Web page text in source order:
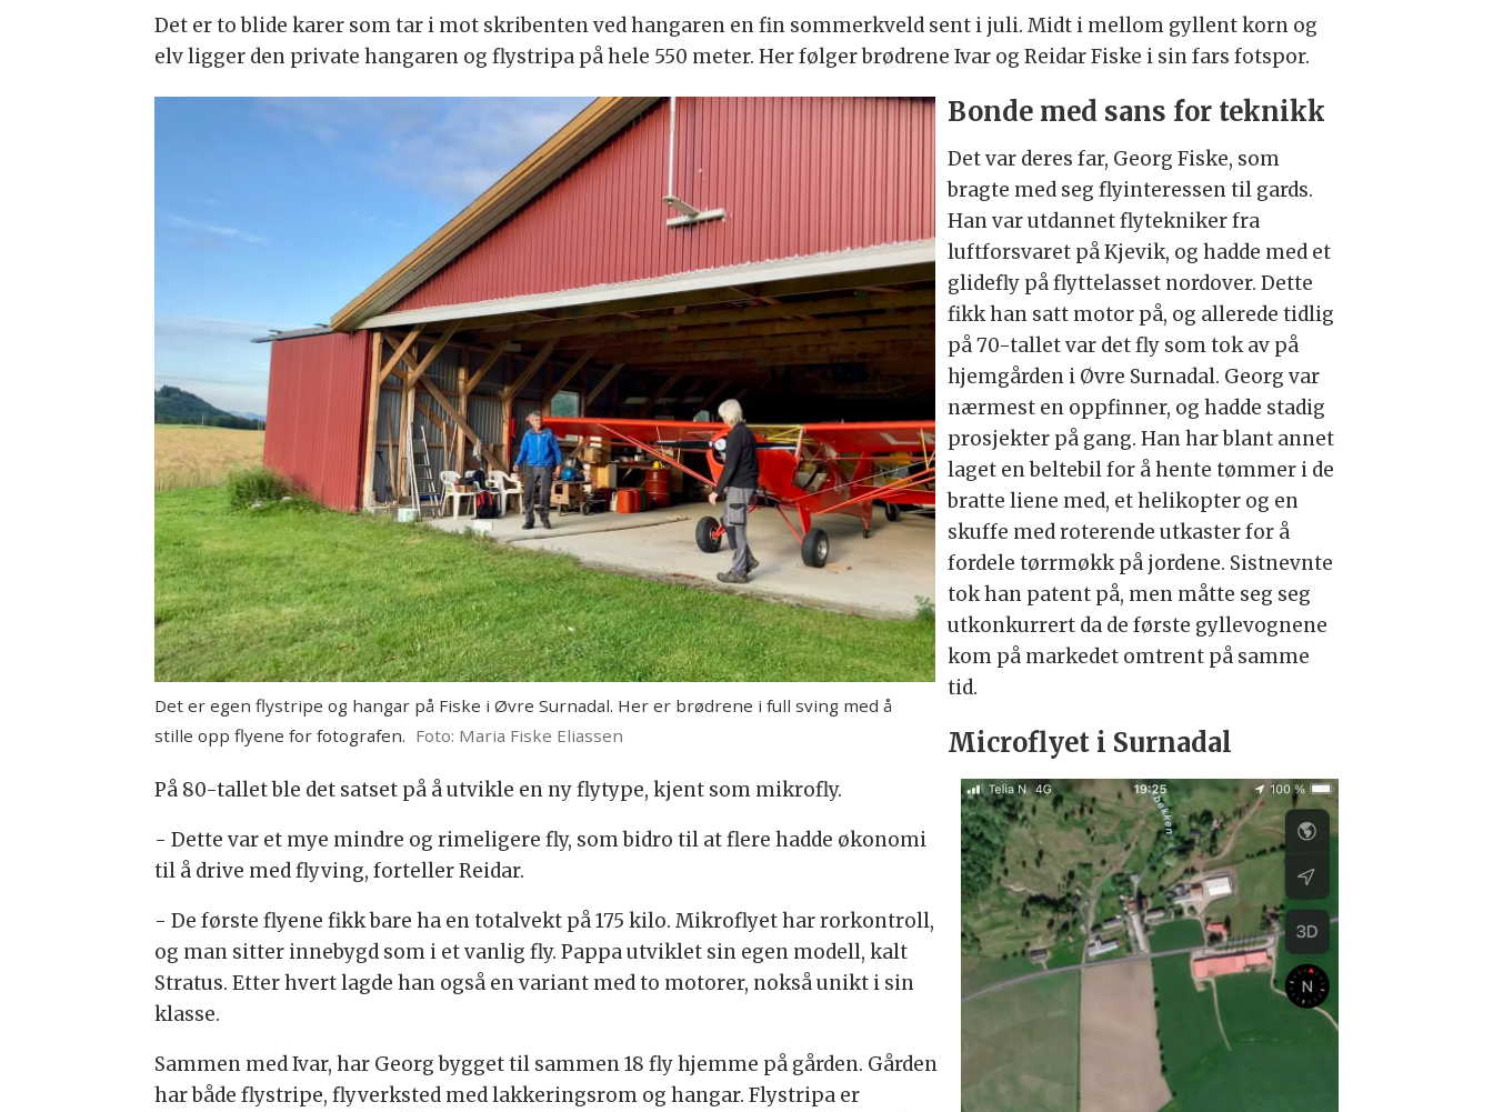
Det er to blide karer som tar i mot skribenten ved hangaren en fin sommerkveld sent i juli. Midt i mellom gyllent korn og
elv ligger den private hangaren og flystripa på hele 550 meter. Her følger brødrene Ivar og Reidar Fiske i sin fars fotspor.
Det er egen flystripe og hangar på Fiske i Øvre Surnadal. Her er brødrene i full sving med å
stille opp flyene for fotografen. Foto: Maria Fiske Eliassen
Bonde med sans for teknikk
Det var deres far, Georg Fiske, som
bragte med seg flyinteressen til gards.
Han var utdannet flytekniker fra
luftforsvaret på Kjevik, og hadde med et
glidefly på flyttelasset nordover. Dette
fikk han satt motor på, og allerede tidlig
på 70-tallet var det fly som tok av på
hjemgården i Øvre Surnadal. Georg var
nærmest en oppfinner, og hadde stadig
prosjekter på gang. Han har blant annet
laget en beltebil for å hente tømmer i de
bratte liene med, et helikopter og en
skuffe med roterende utkaster for å
fordele tørrmøkk på jordene. Sistnevnte
tok han patent på, men måtte seg seg
utkonkurrert da de første gyllevognene
kom på markedet omtrent på samme
tid.
Microflyet i Surnadal
På 80-tallet ble det satset på å utvikle en ny flytype, kjent som mikrofly.
- Dette var et mye mindre og rimeligere fly, som bidro til at flere hadde økonomi
til å drive med flyving, forteller Reidar.
- De første flyene fikk bare ha en totalvekt på 175 kilo. Mikroflyet har rorkontroll,
og man sitter innebygd som i et vanlig fly. Pappa utviklet sin egen modell, kalt
Stratus. Etter hvert lagde han også en variant med to motorer, nokså unikt i sin
klasse.
Sammen med Ivar, har Georg bygget til sammen 18 fly hjemme på gården. Gården
har både flystripe, flyverksted med lakkeringsrom og hangar. Flystripa er